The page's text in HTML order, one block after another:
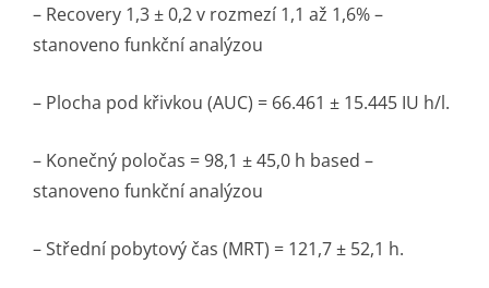
– Recovery 1,3 ± 0,2 v rozmezí 1,1 až 1,6% –
stanoveno funkční analýzou
– Plocha pod křivkou (AUC) = 66.461 ± 15.445 IU h/l.
– Konečný poločas = 98,1 ± 45,0 h based –
stanoveno funkční analýzou
– Střední pobytový čas (MRT) = 121,7 ± 52,1 h.